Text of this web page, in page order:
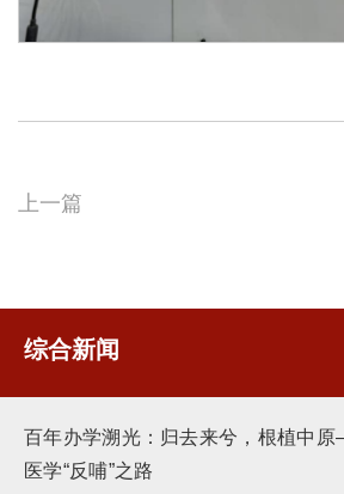
上一篇
综合新闻
百年办学溯光：归去来兮，根植中
医学“反哺”之路